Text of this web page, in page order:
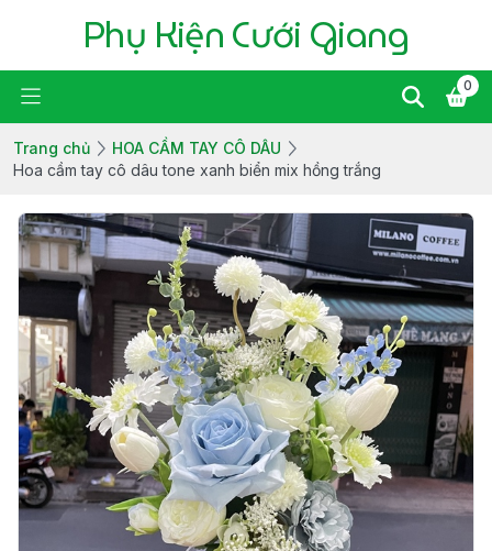
Phụ Kiện Cưới Giang
0
Trang chủ
HOA CẦM TAY CÔ DÂU
Hoa cầm tay cô dâu tone xanh biển mix hồng trắng